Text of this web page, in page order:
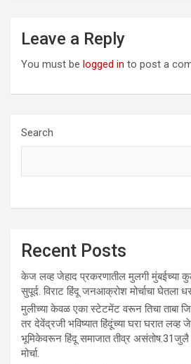
Leave a Reply
You must be logged in to post a
Search
Recent Posts
केज लव्ह जेहाद प्रकरणातील मुलगी मुंबईच्या
सुपूर्द. विराट हिंदू जनआक्रोश मोर्चाचा घेतला
मुलीच्या केवळ एका स्टेटमेंट वरून तिचा ताबा
तर देवेंद्रजी भविष्यात हिंदूंच्या घरा घरात लव्ह
भूमिकेवरून हिंदू समाजात तीव्र असंतोष.31जुलै
मोर्चा.